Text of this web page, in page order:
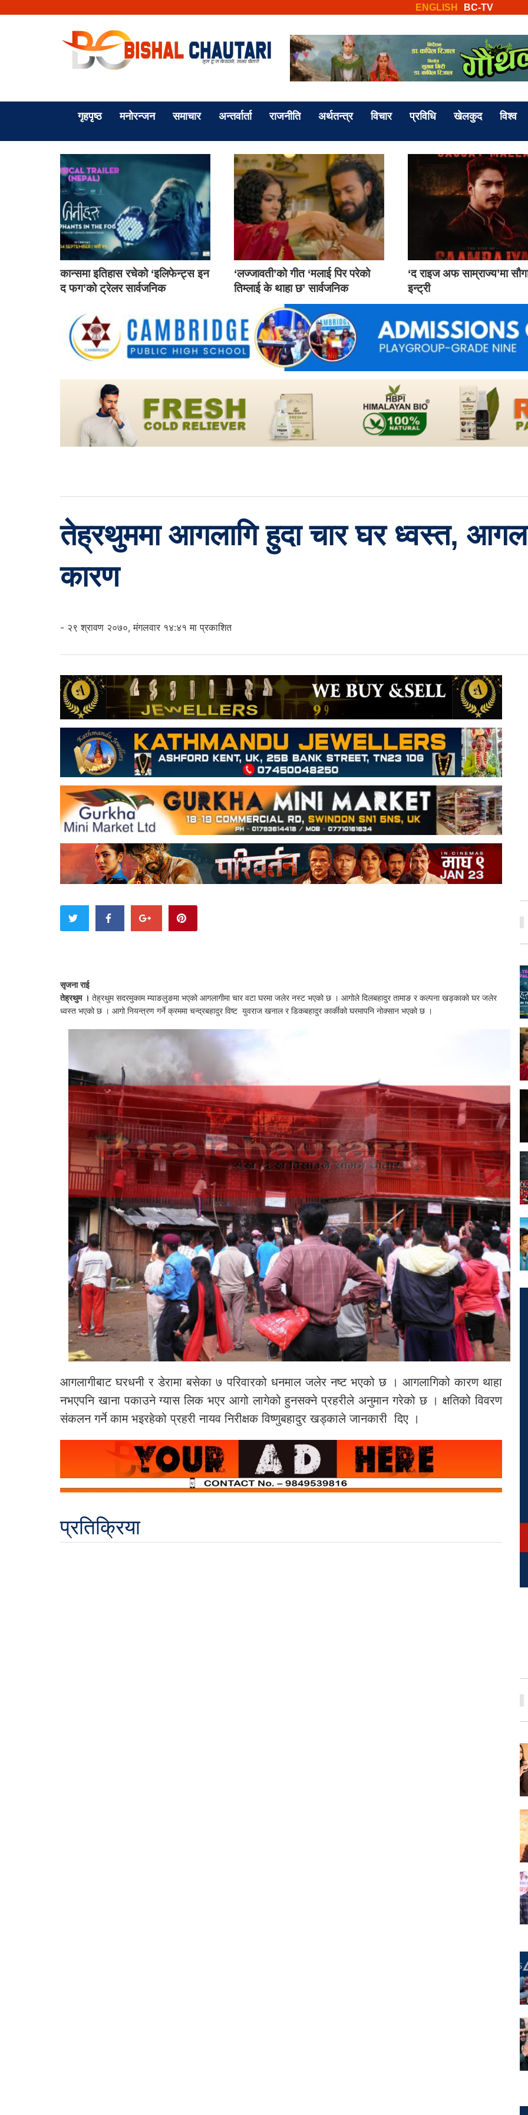
BC-TV
ENGLISH
गृहपृष्ठ मनोरन्जन समाचार अन्तर्वार्ता राजनीति अर्थतन्त्र विचार प्रविधि खेलकुद विश्व
कान्समा इतिहास रचेको ‘इलिफेन्ट्स इन
द फग’को ट्रेलर सार्वजनिक
‘लज्जावती’को गीत ‘मलाई पिर परेको
तिम्लाई के थाहा छ’ सार्वजनिक
‘द राइज अफ साम्राज्य’मा
इन्ट्री
तेह्रथुममा आगलागि हुदा चार घर ध्वस्त,
कारण
- २९ श्रावण २०७०, मंगलवार १४:४१ मा प्रकाशित
सृजना राई
तेह्रथुम । तेह्रथुम सदरमुकाम म्याङलुङमा भएको आगलागीमा चार वटा घरमा जलेर नस्ट भएको छ । आगोले दिलबहादुर तामाङ र कल्पना खड्काको घर जलेर
ध्वस्त भएको छ । आगो नियन्त्रण गर्ने क्रममा चन्द्रबहादुर विष्ट युवराज खनाल र डिकबहादुर कार्कीको घरमापनि नोक्सान भएको छ ।
आगलागीबाट घरधनी र डेरामा बसेका ७ परिवारको धनमाल जलेर नष्ट भएको छ । आगलागिको कारण थाहा
नभएपनि खाना पकाउने ग्यास लिक भएर आगो लागेको हुनसक्ने प्रहरीले अनुमान गरेको छ । क्षतिको विवरण
संकलन गर्ने काम भइरहेको प्रहरी नायव निरीक्षक विष्णुबहादुर खड्काले जानकारी दिए ।
प्रतिक्रिया